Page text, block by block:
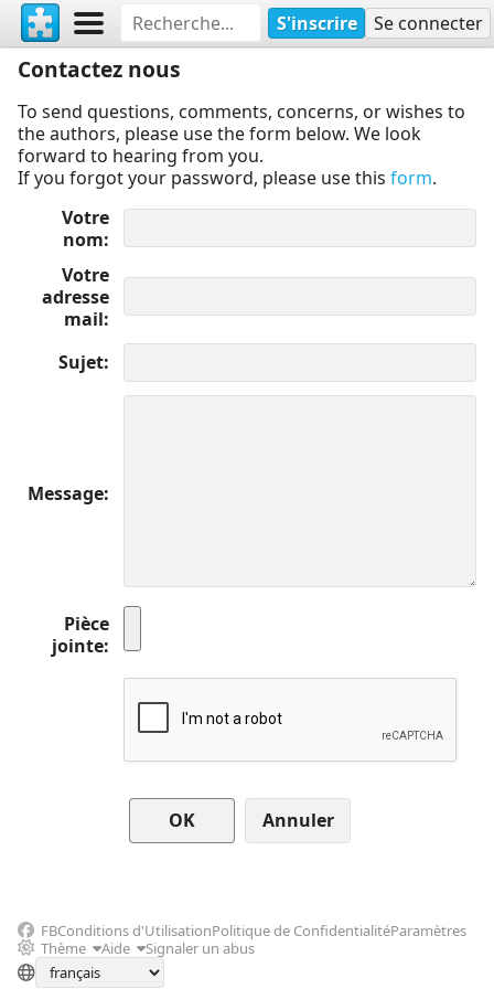
S'inscrire Se connecter
Contactez nous
To send questions, comments, concerns, or wishes to
the authors, please use the form below. We look
forward to hearing from you.
If you forgot your password, please use this form.
Votre
nom
Votre
adresse
mail
Sujet
Message
Pièce
jointe
Annuler
FBConditions d'UtilisationPolitique de ConfidentialitéParamètres
Thème
Aide Signaler un abus